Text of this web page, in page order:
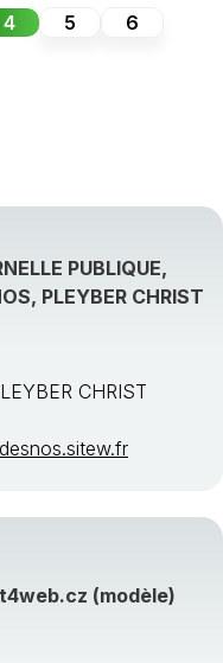
4 5
6
PUBLIQUE,
PLEYBER CHRIST
CHRIST
(modèle)